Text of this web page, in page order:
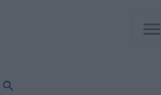
search